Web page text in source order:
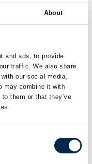
About
and ads, to provide
traffic. We also share
our social media,
may combine it with
them or that they’ve